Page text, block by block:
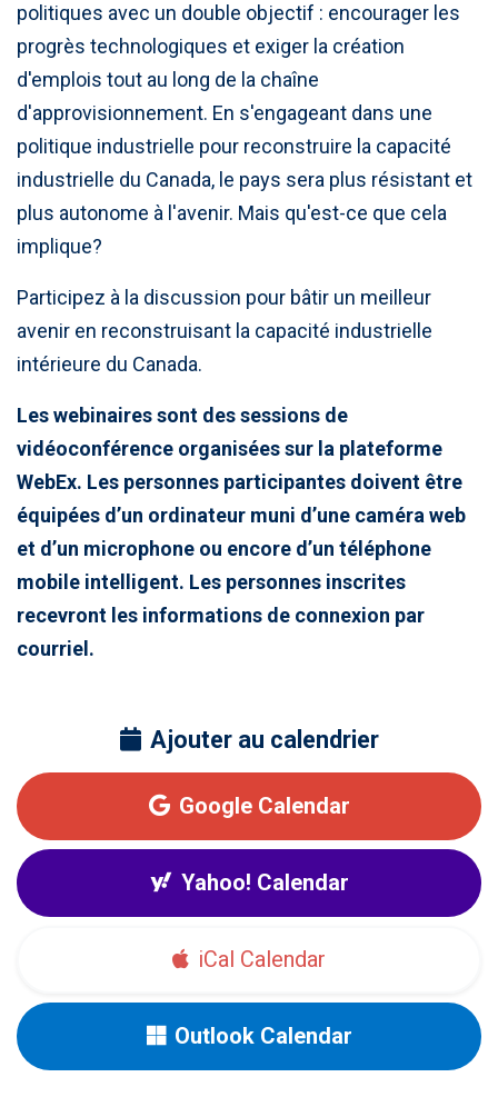
politiques avec un double objectif : encourager les
progrès technologiques et exiger la création
d'emplois tout au long de la chaîne
d'approvisionnement. En s'engageant dans une
politique industrielle pour reconstruire la capacité
industrielle du Canada, le pays sera plus résistant et
plus autonome à l'avenir. Mais qu'est-ce que cela
implique?
Participez à la discussion pour bâtir un meilleur
avenir en reconstruisant la capacité industrielle
intérieure du Canada.
Les webinaires sont des sessions de
vidéoconférence organisées sur la plateforme
WebEx. Les personnes participantes doivent être
équipées d’un ordinateur muni d’une caméra web
et d’un microphone ou encore d’un téléphone
mobile intelligent. Les personnes inscrites
recevront les informations de connexion par
courriel.
Ajouter au calendrier
Google Calendar
Yahoo! Calendar
iCal Calendar
Outlook Calendar